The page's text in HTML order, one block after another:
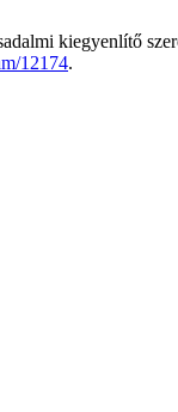
kiegyenlítő
12174.